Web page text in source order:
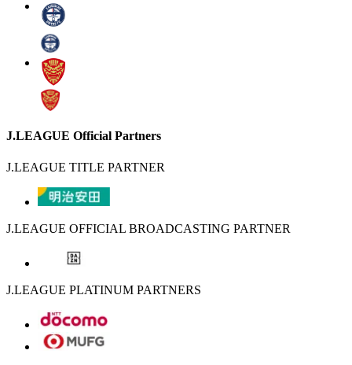
J.LEAGUE Official Partners
J.LEAGUE TITLE PARTNER
J.LEAGUE OFFICIAL BROADCASTING PARTNER
J.LEAGUE PLATINUM PARTNERS